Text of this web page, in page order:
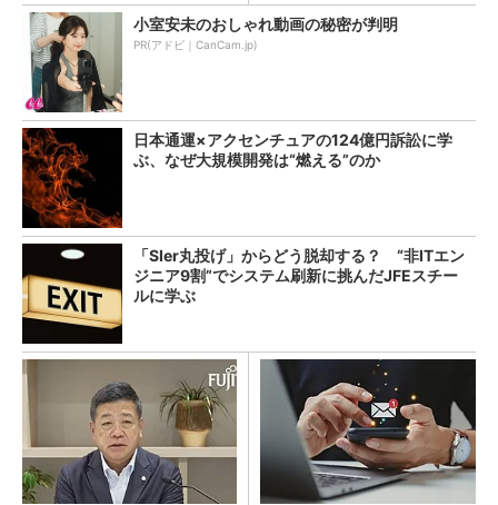
小室安未のおしゃれ動画の秘密が判明
PR(アドビ｜CanCam.jp)
日本通運×アクセンチュアの124億円訴訟に学
ぶ、なぜ大規模開発は“燃える”のか
「SIer丸投げ」からどう脱却する？ “非ITエン
ジニア9割”でシステム刷新に挑んだJFEスチー
ルに学ぶ